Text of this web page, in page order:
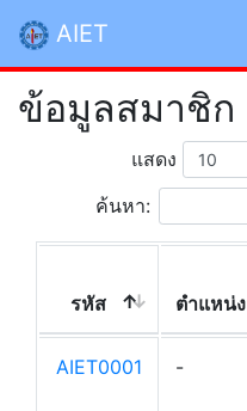
AIET
ข้อมูลสมาชิก
แสดง
ค้นหา:
รหัส ตำแหน่ง
AIET0001 -